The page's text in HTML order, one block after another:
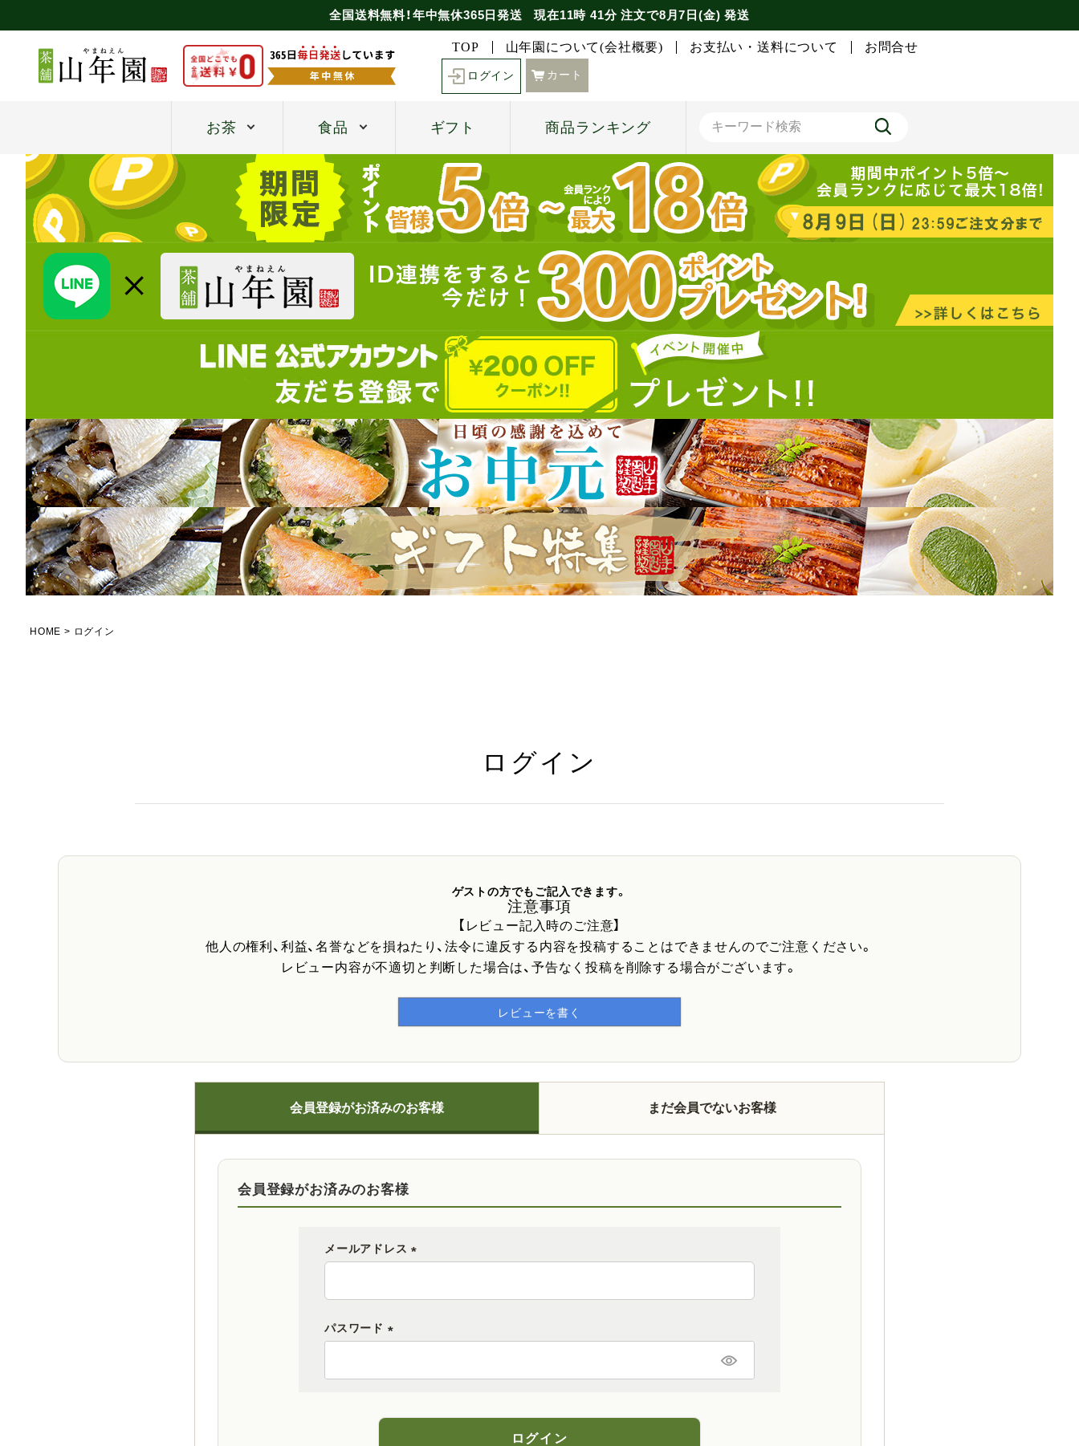
全国送料無料！年中無休365日発送 現在11時 41分注文で8月7日(金) 発送
TOP 山年園について(会社概要) お支払い・送料について お問合せ
ログイン カート
お茶 食品 ギフト 商品ランキング
HOME ログイン
ログイン
ゲストの方でもご記入できます。
注意事項
【レビュー記入時のご注意】
他人の権利、利益、名誉などを損ねたり、法令に違反する内容を投稿することはできませんのでご注意ください。
レビュー内容が不適切と判断した場合は、予告なく投稿を削除する場合がございます。
レビューを書く
会員登録がお済みのお客様 まだ会員でないお客様
会員登録がお済みのお客様
メールアドレス
パスワード
ログイン